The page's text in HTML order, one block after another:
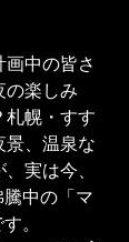
中の皆さ
の楽しみ
札幌・すす
景、温泉な
実は今、
中の「マ
。